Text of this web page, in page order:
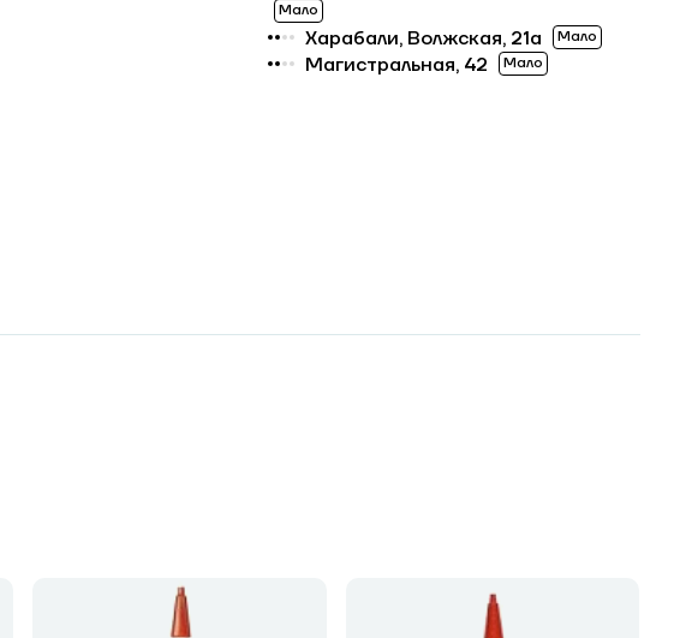
Мало
Харабали, Волжская, 21а Мало
Магистральная, 42 Мало